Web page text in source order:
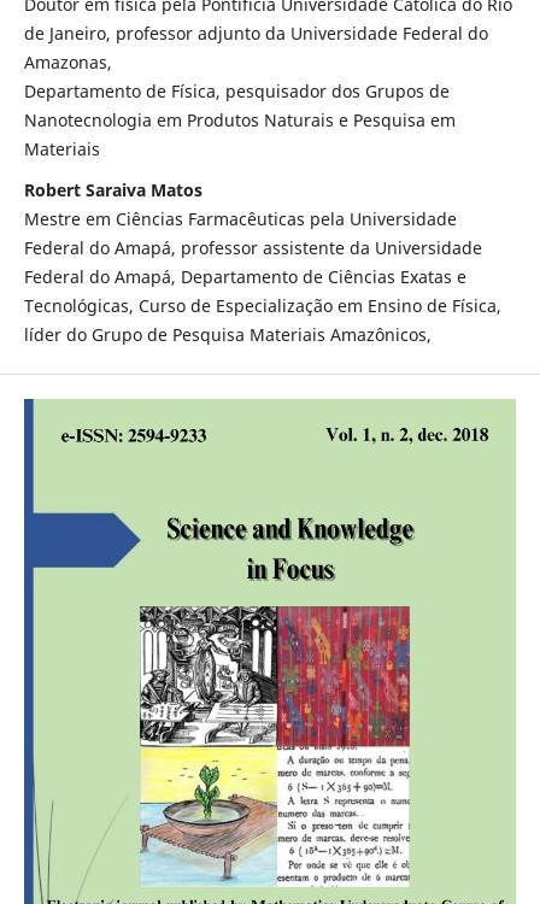
de Janeiro, professor adjunto da Universidade Federal do
Amazonas,
Departamento de Física, pesquisador dos Grupos de
Nanotecnologia em Produtos Naturais e Pesquisa em
Materiais
Robert Saraiva Matos
Mestre em Ciências Farmacêuticas pela Universidade
Federal do Amapá, professor assistente da Universidade
Federal do Amapá, Departamento de Ciências Exatas e
Tecnológicas, Curso de Especialização em Ensino de Física,
líder do Grupo de Pesquisa Materiais Amazônicos,